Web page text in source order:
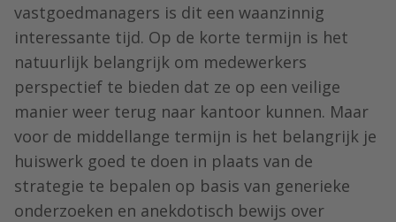
vastgoedmanagers is dit een waanzinnig
interessante tijd. Op de korte termijn is het
natuurlijk belangrijk om medewerkers
perspectief te bieden dat ze op een veilige
manier weer terug naar kantoor kunnen. Maar
voor de middellange termijn is het belangrijk je
huiswerk goed te doen in plaats van de
strategie te bepalen op basis van generieke
onderzoeken en anekdotisch bewijs over